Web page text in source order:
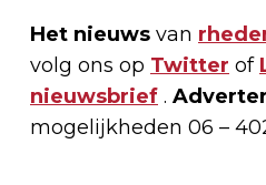
Het nieuws van
volg ons op Twitter of
nieuwsbrief .
mogelijkheden 06 –